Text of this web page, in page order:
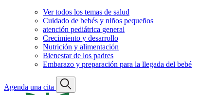
Ver todos los temas de salud
Cuidado de bebés y niños pequeños
atención pediátrica general
Crecimiento y desarrollo
Nutrición y alimentación
Bienestar de los padres
Embarazo y preparación para la llegada del bebé
Agenda una cita